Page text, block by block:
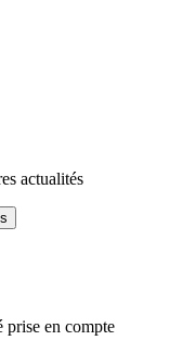
actualités
prise en compte